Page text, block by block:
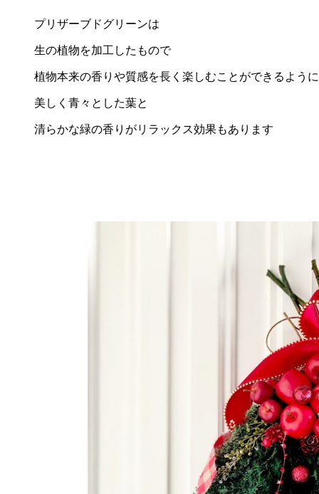
プリザーブドグリーンは
生の植物を加工したもので
植物本来の香りや質感を長く楽しむことができるよう
美しく青々とした葉と
清らかな緑の香りがリラックス効果もあります